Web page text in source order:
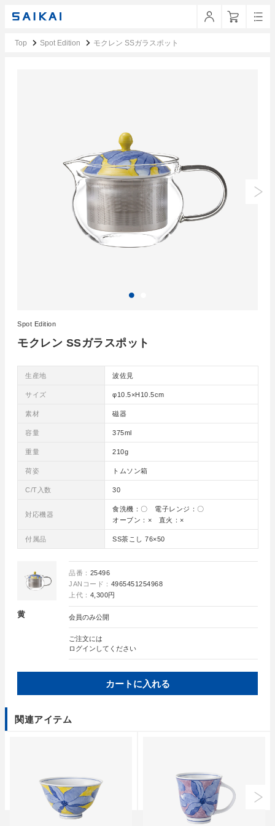
Top Spot Edition モクレン SSガラスポット
モクレン SSガラスポット
Spot Edition
生産地 波佐見
サイズ φ10.5×H10.5cm
素材 磁器
容量 375ml
重量 210g
荷姿 トムソン箱
C/T入数 30
対応機器
食洗機：〇 電子レンジ：〇
オーブン：× 直火：×
付属品 SS茶こし 76×50
黄
品番： 25496
JANコード： 4965451254968
上代： 4,300円
会員のみ公開
ご注文には
ログイン してください
カートに入れる
関連アイテム